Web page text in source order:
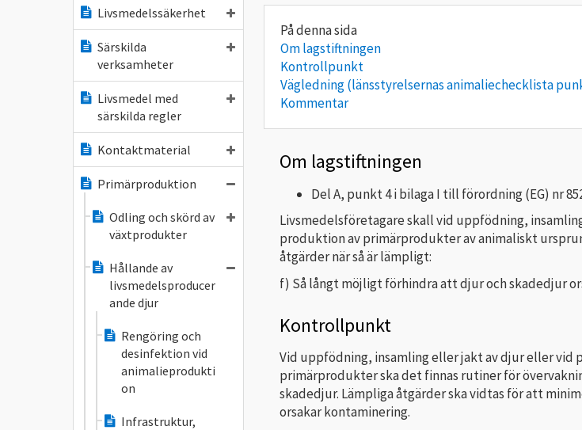
Livsmedelssäkerhet
Särskilda
verksamheter
Livsmedel med
särskilda regler
Kontaktmaterial
Primärproduktion
Odling och skörd av
växtprodukter
Hållande av
livsmedelsproducer
ande djur
Rengöring och
desinfektion vid
animalieprodukti
on
Infrastruktur,
Om lagstiftningen
Kontrollpunkt
Vägledning (länsstyrelsernas animaliechecklista
Kommentar
Om lagstiftningen
Del A, punkt 4 i bilaga I till förordning (EG) nr
Livsmedelsföretagare skall vid uppfödning,
produktion av primärprodukter av animaliskt
åtgärder när så är lämpligt:
f) Så långt möjligt förhindra att djur och skadedjur
Kontrollpunkt
Vid uppfödning, insamling eller jakt av djur eller vid
primärprodukter ska det finnas rutiner för
skadedjur. Lämpliga åtgärder ska vidtas för att
orsakar kontaminering.